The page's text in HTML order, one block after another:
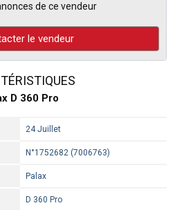
de ce vendeur
le vendeur
D 360 Pro
24 Juillet
N°1752682 (7006763)
Palax
D 360 Pro